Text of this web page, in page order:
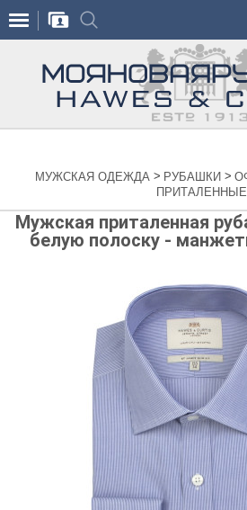
МУЖСКАЯ ОДЕЖДА > РУБАШКИ >
ПРИТАЛЕННЫЕ
Мужская приталенная
белую полоску -